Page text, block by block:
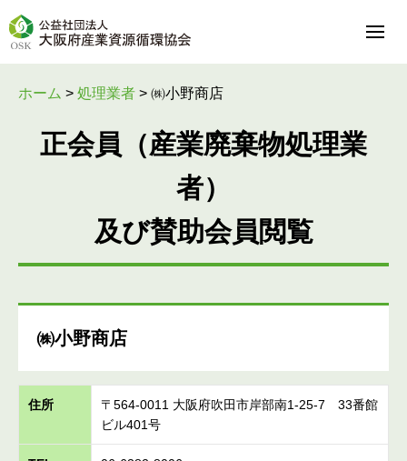
ホーム > 処理業者 > ㈱小野商店
正会員（産業廃棄物処理業
者）
及び賛助会員閲覧
㈱小野商店
住所
〒564-0011 大阪府吹田市岸部南1-25-7 33番館
ビル401号